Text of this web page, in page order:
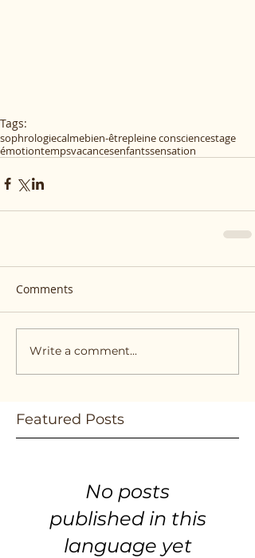
Tags:
sophrologiecalmebien-êtrepleine consciencestage
émotiontempsvacancesenfantssensation
Comments
Write a comment...
Featured Posts
No posts
published in this
language yet